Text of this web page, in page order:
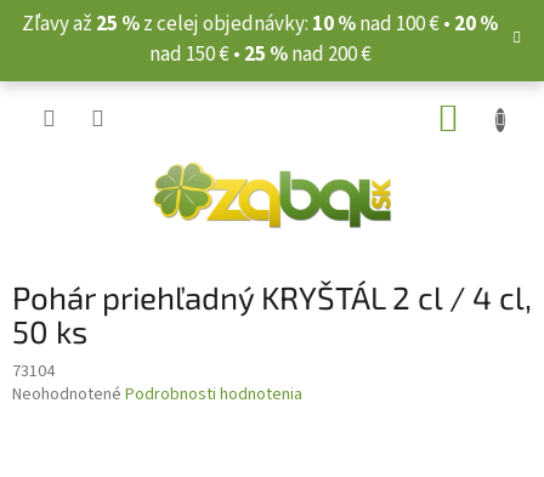
Prejsť
Zľavy až 25 %z celej objednávky: 10 %nad 100 € • 20 %
nad 150 € • 25 %nad 200 €
Pohár priehľadný KRYŠTÁL 2 cl / 4 cl,
50 ks
73104
Priemerné
Neohodnotené Podrobnosti hodnotenia